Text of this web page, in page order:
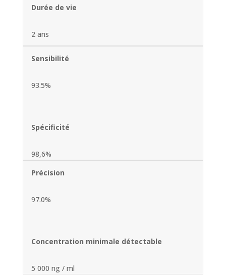
Durée de vie
2 ans
Sensibilité
93.5%
Spécificité
98,6%
Précision
97.0%
Concentration minimale détectable
5 000 ng / ml